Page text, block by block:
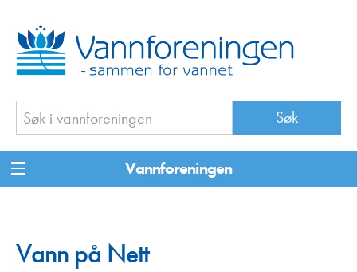
Vannforeningen
Vann på Nett